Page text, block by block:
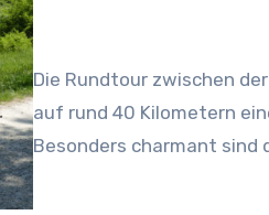
Die Rundtour zwischen
auf rund 40 Kilometern
Besonders charmant sind